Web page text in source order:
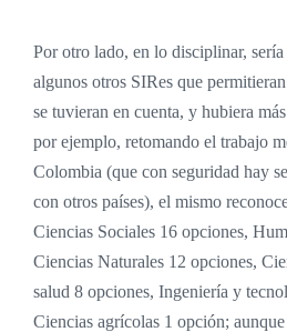
Por otro lado, en lo disciplinar,
algunos otros SIRes que
se tuvieran en cuenta, y hubiera
por ejemplo, retomando el trabajo
Colombia (que con seguridad hay
con otros países), el mismo
Ciencias Sociales 16 opciones,
Ciencias Naturales 12 opciones,
salud 8 opciones, Ingeniería y
Ciencias agrícolas 1 opción;